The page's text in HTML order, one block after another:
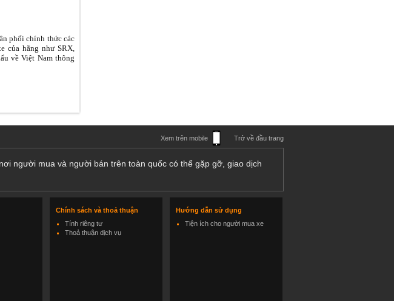
phối chính thức các
của hãng như SRX,
về Việt Nam thông
Xem trên mobile Trở về đầu trang
người mua và người bán trên toàn quốc có thể gặp gỡ, giao dịch
Chính sách và thoả thuận
Tính riêng tư
Thoả thuận dịch vụ
Hướng dẫn sử dụng
Tiện ích cho người mua xe